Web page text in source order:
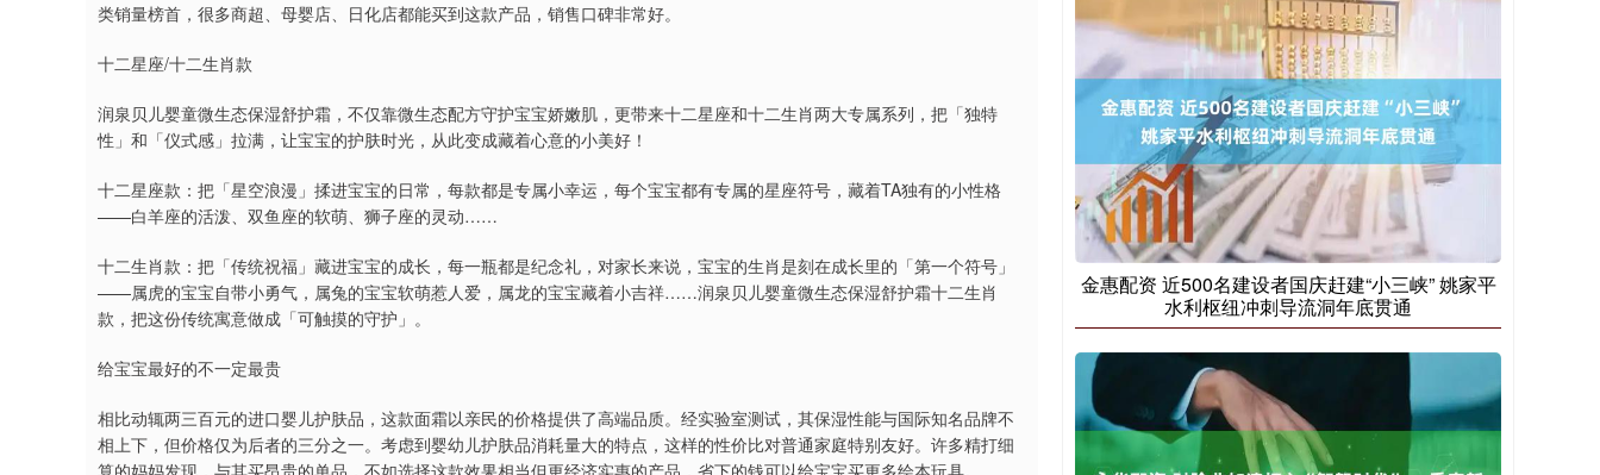
类销量榜首，很多商超、母婴店、日化店都能买到这款产品，销售口碑非常好。
十二星座/十二生肖款
润泉贝儿婴童微生态保湿舒护霜，不仅靠微生态配方守护宝宝娇嫩肌，更带来十二星座和十二生肖两大专属系列，把「独特
性」和「仪式感」拉满，让宝宝的护肤时光，从此变成藏着心意的小美好！
十二星座款：把「星空浪漫」揉进宝宝的日常，每款都是专属小幸运，每个宝宝都有专属的星座符号，藏着TA独有的小性格
——白羊座的活泼、双鱼座的软萌、狮子座的灵动……
十二生肖款：把「传统祝福」藏进宝宝的成长，每一瓶都是纪念礼，对家长来说，宝宝的生肖是刻在成长里的「第一个符号」
——属虎的宝宝自带小勇气，属兔的宝宝软萌惹人爱，属龙的宝宝藏着小吉祥……润泉贝儿婴童微生态保湿舒护霜十二生肖
款，把这份传统寓意做成「可触摸的守护」。
给宝宝最好的不一定最贵
相比动辄两三百元的进口婴儿护肤品，这款面霜以亲民的价格提供了高端品质。经实验室测试，其保湿性能与国际知名品牌不
相上下，但价格仅为后者的三分之一。考虑到婴幼儿护肤品消耗量大的特点，这样的性价比对普通家庭特别友好。许多精打细
算的妈妈发现，与其买昂贵的单品，不如选择这款效果相当但更经济实惠的产品，省下的钱可以给宝宝买更多绘本玩具。
金惠配资 近500名建设者国庆赶建“小三峡” 姚家平
水利枢纽冲刺导流洞年底贯通